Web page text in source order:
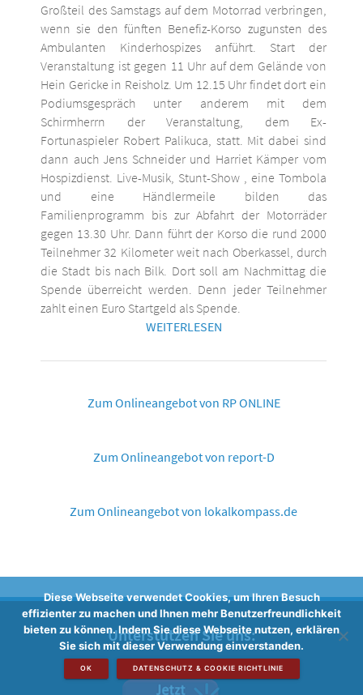
Großteil des Samstags auf dem Motorrad verbringen,
wenn sie den fünften Benefiz-Korso zugunsten des
Ambulanten Kinderhospizes anführt. Start der
Veranstaltung ist gegen 11 Uhr auf dem Gelände von
Hein Gericke in Reisholz. Um 12.15 Uhr findet dort ein
Podiumsgespräch unter anderem mit dem
Schirmherrn der Veranstaltung, dem Ex-
Fortunaspieler Robert Palikuca, statt. Mit dabei sind
dann auch Jens Schneider und Harriet Kämper vom
Hospizdienst. Live-Musik, Stunt-Show , eine Tombola
und eine Händlermeile bilden das
Familienprogramm bis zur Abfahrt der Motorräder
gegen 13.30 Uhr. Dann führt der Korso die rund 2000
Teilnehmer 32 Kilometer weit nach Oberkassel, durch
die Stadt bis nach Bilk. Dort soll am Nachmittag die
Spende überreicht werden. Denn jeder Teilnehmer
zahlt einen Euro Startgeld als Spende.
WEITERLESEN
Zum Onlineangebot von RP ONLINE
Zum Onlineangebot von report-D
Zum Onlineangebot von lokalkompass.de
Unterstützen Sie uns:
Diese Webseite verwendet Cookies, um Ihren Besuch
effizienter zu machen und Ihnen mehr Benutzerfreundlichkeit
bieten zu können. Indem Sie diese Webseite nutzen, erklären
Sie sich mit dieser Verwendung einverstanden.
OK DATENSCHUTZ & COOKIE RICHTLINIE